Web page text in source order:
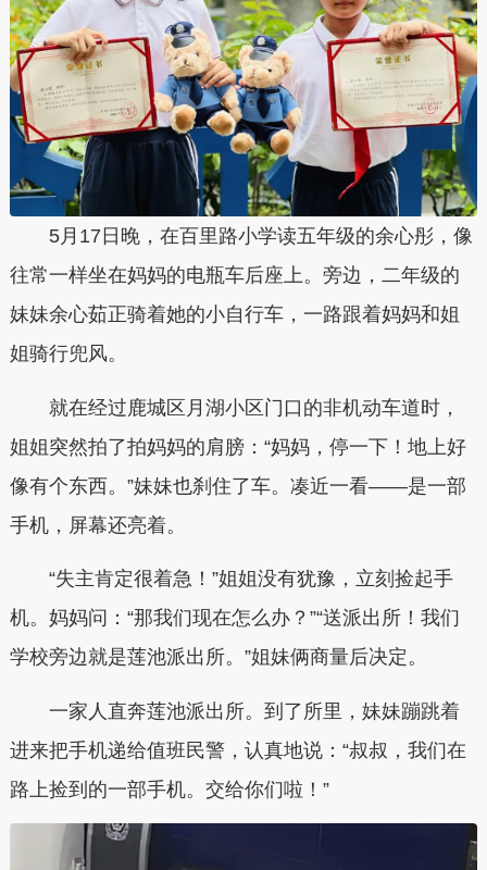
5月17日晚，在百里路小学读五年级的余心彤，像
往常一样坐在妈妈的电瓶车后座上。旁边，二年级的
妹妹余心茹正骑着她的小自行车，一路跟着妈妈和姐
姐骑行兜风。
就在经过鹿城区月湖小区门口的非机动车道时，
姐姐突然拍了拍妈妈的肩膀：“妈妈，停一下！地上好
像有个东西。”妹妹也刹住了车。凑近一看——是一部
手机，屏幕还亮着。
“失主肯定很着急！”姐姐没有犹豫，立刻捡起手
机。妈妈问：“那我们现在怎么办？”“送派出所！我们
学校旁边就是莲池派出所。”姐妹俩商量后决定。
一家人直奔莲池派出所。到了所里，妹妹蹦跳着
进来把手机递给值班民警，认真地说：“叔叔，我们在
路上捡到的一部手机。交给你们啦！”